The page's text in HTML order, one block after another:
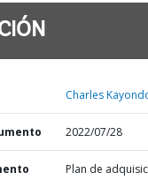
Charles
2022/07/28
Plan de